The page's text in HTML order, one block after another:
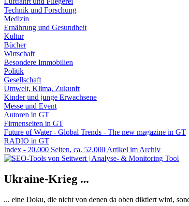
Technik und Forschung
Medizin
Ernährung und Gesundheit
Kultur
Bücher
Wirtschaft
Besondere Immobilien
Politik
Gesellschaft
Umwelt, Klima, Zukunft
Kinder und junge Erwachsene
Messe und Event
Autoren in GT
Firmenseiten in GT
Future of Water - Global Trends - The new magazine in GT
RADIO in GT
Index - 20.000 Seiten, ca. 52.000 Artikel im Archiv
Ukraine-Krieg ...
... eine Doku, die nicht von denen da oben diktiert wird,